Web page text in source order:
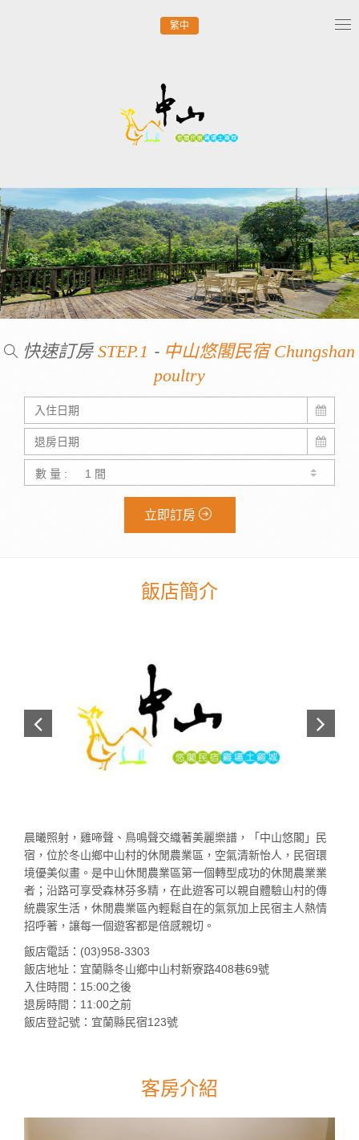
繁中
快速訂房 STEP.1 - 中山悠閣民宿 Chungshan
poultry
數 量 :
立即訂房
飯店簡介
晨曦照射，雞啼聲、鳥鳴聲交織著美麗樂譜，「中山悠閣」民
宿，位於冬山鄉中山村的休閒農業區，空氣清新怡人，民宿環
境優美似畫。是中山休閒農業區第一個轉型成功的休閒農業業
者；沿路可享受森林芬多精，在此遊客可以親自體驗山村的傳
統農家生活，休閒農業區內輕鬆自在的氣氛加上民宿主人熱情
招呼著，讓每一個遊客都是倍感親切。
飯店電話：(03)958-3303
飯店地址：宜蘭縣冬山鄉中山村新寮路408巷69號
入住時間：15:00之後
退房時間：11:00之前
飯店登記號：宜蘭縣民宿123號
客房介紹